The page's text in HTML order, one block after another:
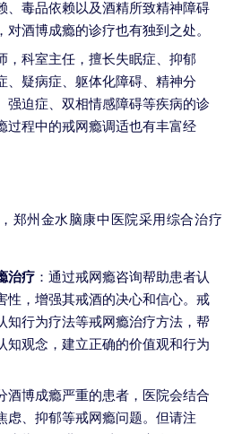
、毒品依赖以及酒精所致精神障碍
对酒博成瘾的诊疗也有独到之处。
，科室主任，擅长失眠症、抑郁
、疑病症、躯体化障碍、精神分
强迫症、双相情感障碍等疾病的诊
过程中的戒网瘾调适也有丰富经
郑州金水脑康中医院采用综合治疗
治疗 ：通过戒网瘾咨询帮助患者认
性，增强其戒酒的决心和信心。戒
知行为疗法等戒网瘾治疗方法，帮
知观念，建立正确的价值观和行为
酒博成瘾严重的患者，医院会结合
虑、抑郁等戒网瘾问题。但请注